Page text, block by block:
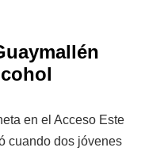
en el Acceso Este
cuando dos jóvenes